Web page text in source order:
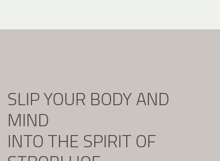
SLIP YOUR BODY AND
MIND
INTO THE SPIRIT OF